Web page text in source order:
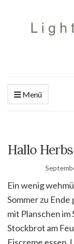
Menü
Hallo
Ein wenig
Sommer zu
mit Planschen
Stockbrot am